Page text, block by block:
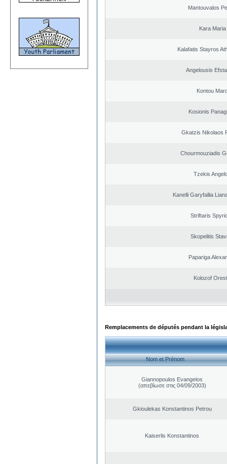
Mantouvalos
Kara Maria
Kalafatis Stayros
Angelousis
Kontou
Kosionis
Gkatzis Nikolaos
Chourmouziadis
Tzekis
Kanelli Garyfallia
Striftaris
Skopelitis
Papariga
Kolozof
Remplacements de députés pendant la
Nom et Prénom
Giannopoulos Evangelos
(απεβίωσε στις 04/09/2003)
Gkioulekas Konstantinos Petrou
Kaiserlis Konstantinos